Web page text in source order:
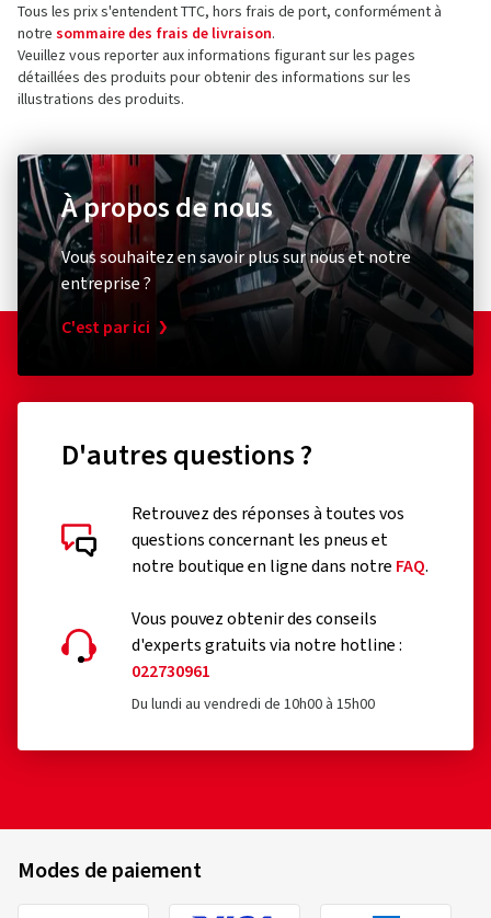
Tous les prix s'entendent TTC, hors frais de port, conformément à
notre sommaire des frais de livraison.
Veuillez vous reporter aux informations figurant sur les pages
détaillées des produits pour obtenir des informations sur les
illustrations des produits.
À propos de nous
Vous souhaitez en savoir plus sur nous et notre
entreprise ?
C'est par ici
D'autres questions ?
Retrouvez des réponses à toutes vos
questions concernant les pneus et
notre boutique en ligne dans notre FAQ.
Vous pouvez obtenir des conseils
d'experts gratuits via notre hotline :
022730961
Du lundi au vendredi de 10h00 à 15h00
Modes de paiement